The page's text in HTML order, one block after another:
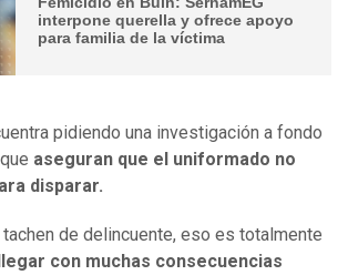
interpone querella y ofrece apoyo
para familia de la víctima
pidiendo una investigación a fondo
aseguran que el uniformado no
disparar.
tachen de delincuente, eso es totalmente
con muchas consecuencias